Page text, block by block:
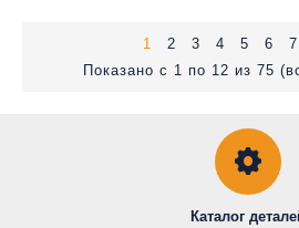
1 2 3 4 5 6
7
Показано с 1 по 12 из 75
Каталог